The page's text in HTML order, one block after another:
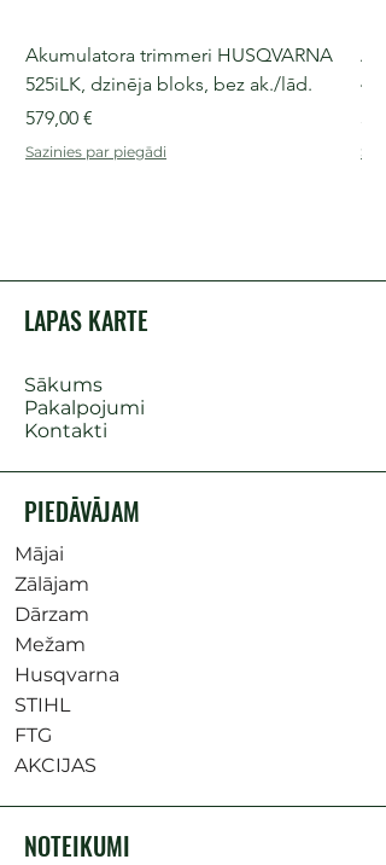
Akumulatora trimmeri HUSQVARNA
525iLK, dzinēja bloks, bez ak./lād.
Cena
579,00 €
Sazinies par piegādi
LAPAS KARTE
Sākums
Pakalpojumi
Kontakti
PIEDĀVĀJAM
Mājai
Zālājam
Dārzam
Mežam
Husqvarna
STIHL
FTG
AKCIJAS
NOTEIKUMI